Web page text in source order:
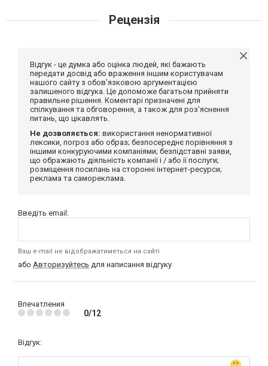
Рецензія
Відгук - це думка або оцінка людей, які бажають
передати досвід або враження іншим користувачам
нашого сайту з обов'язковою аргументацією
залишеного відгука. Це допоможе багатьом прийняти
правильне рішення. Коментарі призначені для
спілкування та обговорення, а також для роз'яснення
питань, що цікавлять.
Не дозволяється: використання ненормативної
лексики, погроз або образ; безпосереднє порівняння з
іншими конкуруючими компаніями; безпідставні заяви,
що ображають діяльність компанії і / або її послуги;
розміщення посилань на сторонні інтернет-ресурси;
реклама та самореклама.
Введіть email:
Ваш e-mail не відображатиметься на сайті
або Авторизуйтесь для написання відгуку
Впечатления
0/12
Відгук: